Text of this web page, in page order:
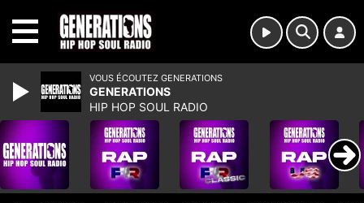
VOUS ÉCOUTEZ GENERATIONS
GENERATIONS
HIP HOP SOUL RADIO